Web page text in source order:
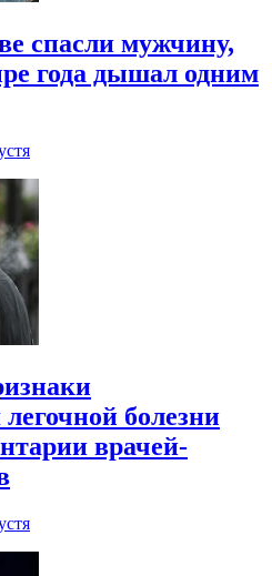
спасли мужчину,
года дышал одним
болезни
врачей-